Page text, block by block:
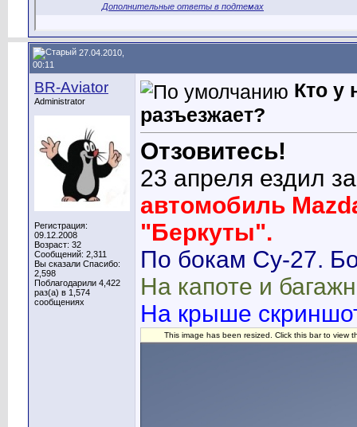
Дополнительные ответы в подтемах
27.04.2010,
00:11
BR-Aviator
Administrator
Регистрация:
09.12.2008
Возраст: 32
Сообщений: 2,311
Вы сказали Спасибо:
2,598
Поблагодарили 4,422
раз(а) в 1,574
сообщениях
Кто у
разъезжает?
Отзовитесь!
23 апреля ездил
автомобиль
"Беркуты".
По бокам Су-27.
На капоте и
На крыше
This image has been resized. Click this bar to view